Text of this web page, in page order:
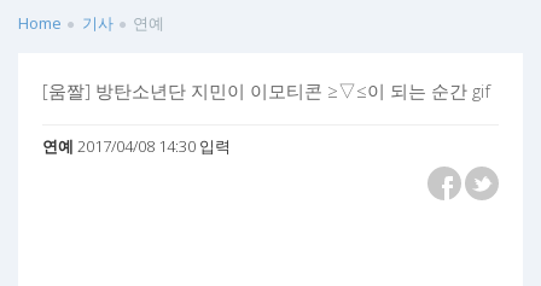
Home 기사 연예
[움짤] 방탄소년단 지민이 이모티콘 ≥▽≤이 되는 순간 gif
연예 2017/04/08 14:30 입력